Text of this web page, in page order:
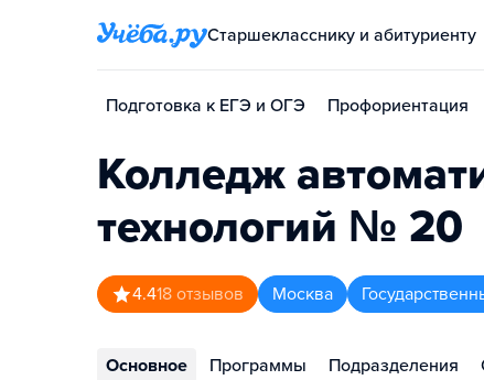
Старшекласснику и абитуриенту
Подготовка к ЕГЭ и ОГЭ Профориентация
Колледж
технологий № 20
4.418 отзывов Москва
Основное Программы Подразделения